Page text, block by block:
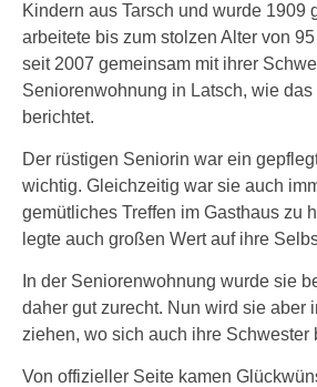
Kindern aus Tarsch und wurde 1909
arbeitete bis zum stolzen Alter von
seit 2007 gemeinsam mit ihrer
Seniorenwohnung in Latsch, wie das
berichtet.
Der rüstigen Seniorin war ein
wichtig. Gleichzeitig war sie auch
gemütliches Treffen im Gasthaus zu
legte auch großen Wert auf ihre
In der Seniorenwohnung wurde sie
daher gut zurecht. Nun wird sie aber
ziehen, wo sich auch ihre Schwester
Von offizieller Seite kamen